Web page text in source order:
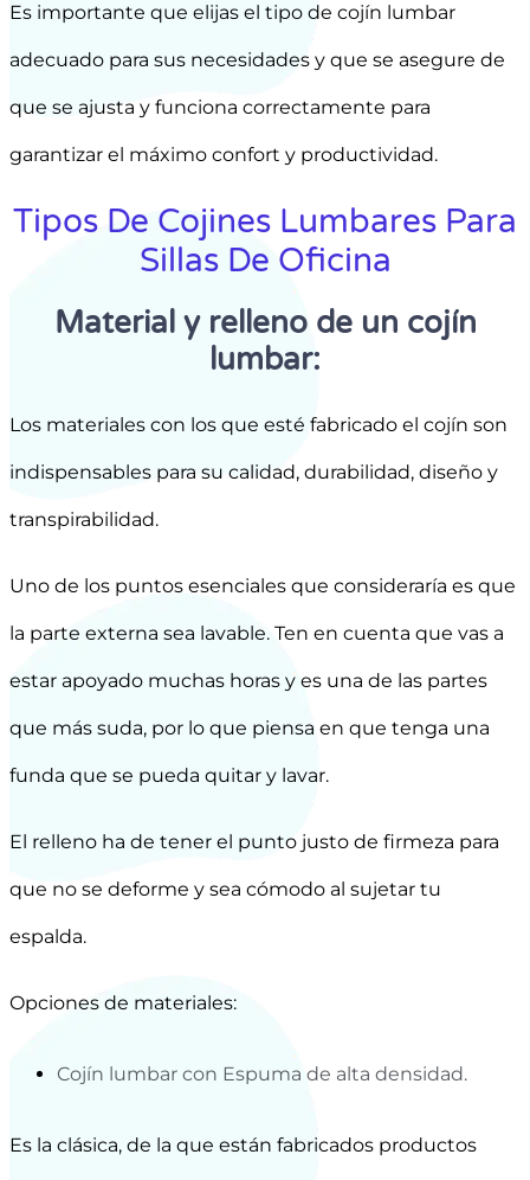
Es importante que elijas el tipo de cojín lumbar
adecuado para sus necesidades y que se asegure de
que se ajusta y funciona correctamente para
garantizar el máximo confort y productividad.
Tipos De Cojines Lumbares Para
Sillas De Oficina
Material y relleno de un cojín
lumbar:
Los materiales con los que esté fabricado el cojín son
indispensables para su calidad, durabilidad, diseño y
transpirabilidad.
Uno de los puntos esenciales que consideraría es que
la parte externa sea lavable. Ten en cuenta que vas a
estar apoyado muchas horas y es una de las partes
que más suda, por lo que piensa en que tenga una
funda que se pueda quitar y lavar.
El relleno ha de tener el punto justo de firmeza para
que no se deforme y sea cómodo al sujetar tu
espalda.
Opciones de materiales:
Cojín lumbar con Espuma de alta densidad.
Es la clásica, de la que están fabricados productos